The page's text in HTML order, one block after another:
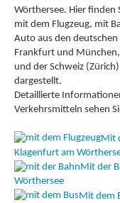
Wörthersee. Hier finden
mit dem Flugzeug, mit
Auto aus den
Frankfurt und
und der Schweiz
dargestellt.
Detaillierte
Verkehrsmitteln sehen
Mit
Klagenfurt am
Mit der
Wörthersee
Mit dem